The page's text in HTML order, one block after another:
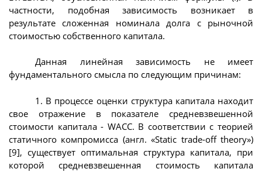
частности, подобная зависимость возникает в
результате сложенная номинала долга с рыночной
стоимостью собственного капитала.
Данная линейная зависимость не имеет
фундаментального смысла по следующим причинам:
1. В процессе оценки структура капитала находит
свое отражение в показателе средневзвешенной
стоимости капитала - WACC. В соответствии с теорией
статичного компромисса (англ. «Static trade-off theory»)
[9], существует оптимальная структура капитала, при
которой средневзвешенная стоимость капитала